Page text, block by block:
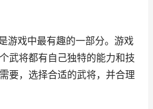
游戏中最有趣的一部分。游戏
武将都有自己独特的能力和技
要，选择合适的武将，并合理